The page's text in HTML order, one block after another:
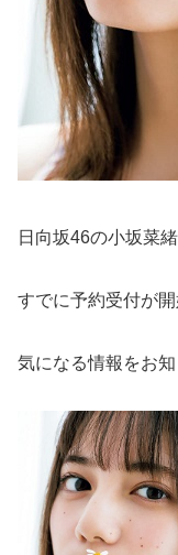
日向坂46の小坂菜
すでに予約受付が開
気になる情報をお知